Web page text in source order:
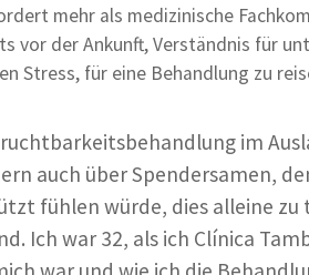
mehr als medizinische
vor der Ankunft, Verständnis für
Stress, für eine Behandlung zu
im
auch über Spendersamen,
fühlen würde, dies alleine zu
Ich war 32, als ich Clínica